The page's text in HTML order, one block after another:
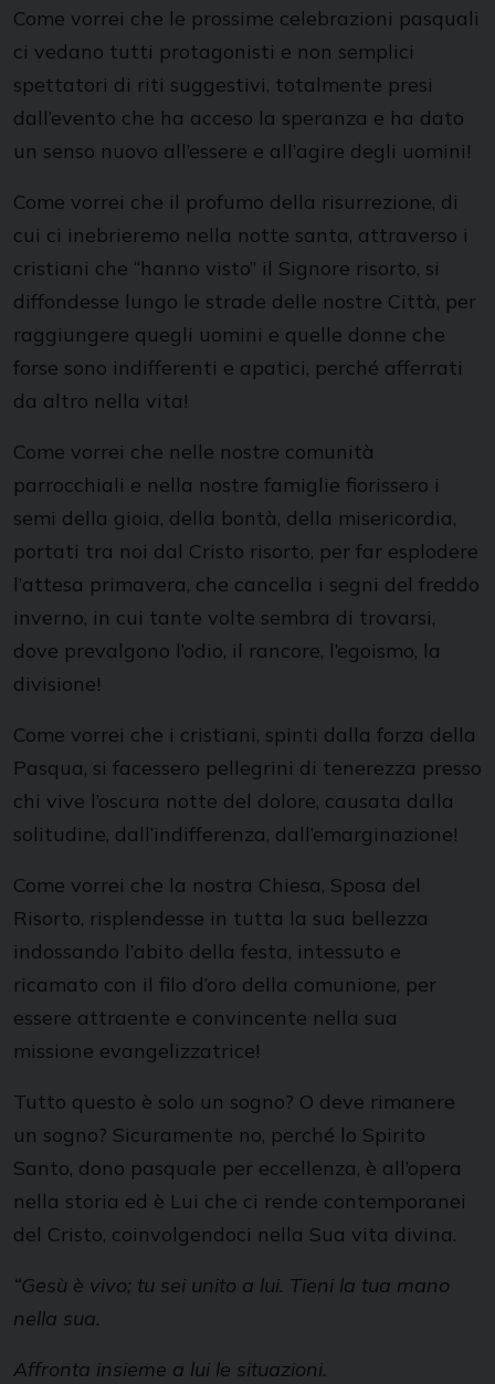
Come vorrei che le prossime celebrazioni pasquali
ci vedano tutti protagonisti e non semplici
spettatori di riti suggestivi, totalmente presi
dall’evento che ha acceso la speranza e ha dato
un senso nuovo all’essere e all’agire degli uomini!
Come vorrei che il profumo della risurrezione, di
cui ci inebrieremo nella notte santa, attraverso i
cristiani che “hanno visto” il Signore risorto, si
diffondesse lungo le strade delle nostre Città, per
raggiungere quegli uomini e quelle donne che
forse sono indifferenti e apatici, perché afferrati
da altro nella vita!
Come vorrei che nelle nostre comunità
parrocchiali e nella nostre famiglie fiorissero i
semi della gioia, della bontà, della misericordia,
portati tra noi dal Cristo risorto, per far esplodere
l’attesa primavera, che cancella i segni del freddo
inverno, in cui tante volte sembra di trovarsi,
dove prevalgono l’odio, il rancore, l’egoismo, la
divisione!
Come vorrei che i cristiani, spinti dalla forza della
Pasqua, si facessero pellegrini di tenerezza presso
chi vive l’oscura notte del dolore, causata dalla
solitudine, dall’indifferenza, dall’emarginazione!
Come vorrei che la nostra Chiesa, Sposa del
Risorto, risplendesse in tutta la sua bellezza
indossando l’abito della festa, intessuto e
ricamato con il filo d’oro della comunione, per
essere attraente e convincente nella sua
missione evangelizzatrice!
Tutto questo è solo un sogno? O deve rimanere
un sogno? Sicuramente no, perché lo Spirito
Santo, dono pasquale per eccellenza, è all’opera
nella storia ed è Lui che ci rende contemporanei
del Cristo, coinvolgendoci nella Sua vita divina.
“Gesù è vivo; tu sei unito a lui. Tieni la tua mano
nella sua.
Affronta insieme a lui le situazioni.